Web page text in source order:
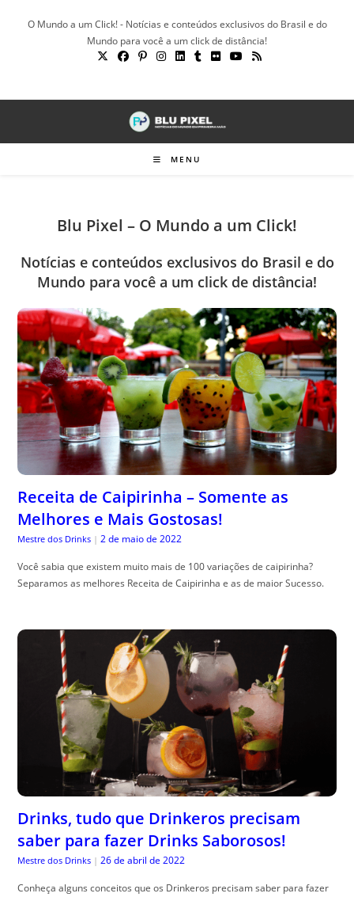
O Mundo a um Click! - Notícias e conteúdos exclusivos do Brasil e do
Mundo para você a um click de distância!
MENU
Blu Pixel – O Mundo a um Click!
Notícias e conteúdos exclusivos do Brasil e do
Mundo para você a um click de distância!
Receita de Caipirinha – Somente as
Melhores e Mais Gostosas!
Mestre dos Drinks | 2 de maio de 2022
Você sabia que existem muito mais de 100 variações de caipirinha?
Separamos as melhores Receita de Caipirinha e as de maior Sucesso.
Drinks, tudo que Drinkeros precisam
saber para fazer Drinks Saborosos!
Mestre dos Drinks | 26 de abril de 2022
Conheça alguns conceitos que os Drinkeros precisam saber para fazer